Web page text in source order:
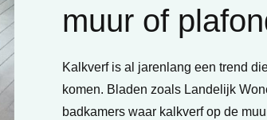
muur of
Kalkverf is al jarenlang een trend
komen. Bladen zoals Landelijk
badkamers waar kalkverf op de